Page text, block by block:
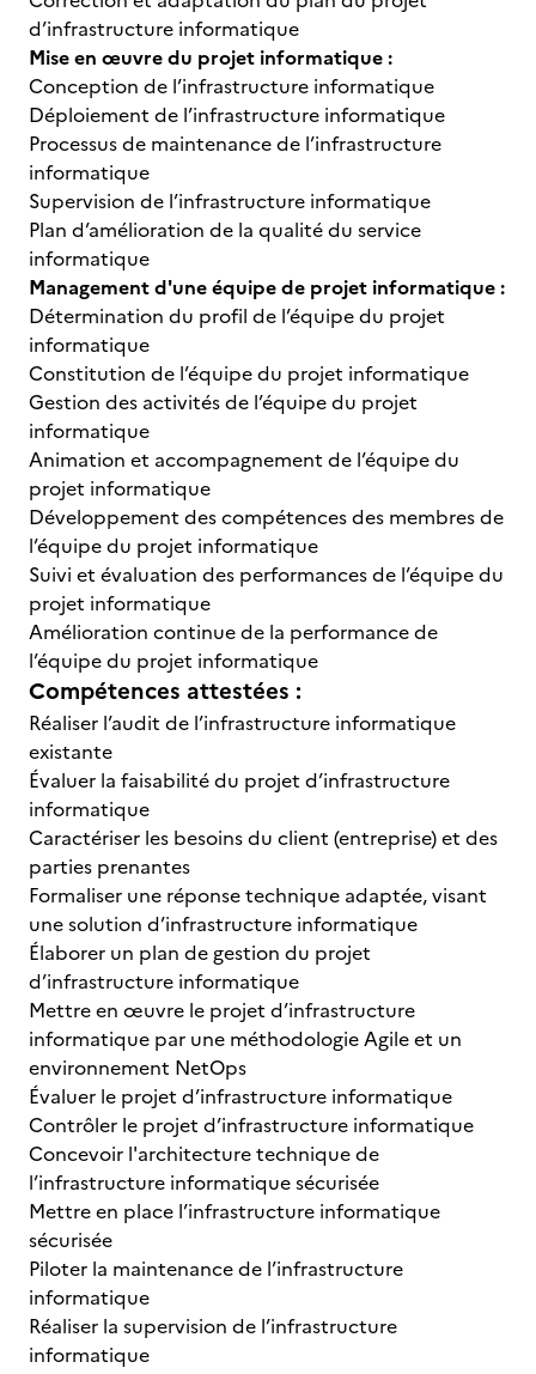
d’infrastructure informatique
Mise en œuvre du projet informatique :
Conception de l’infrastructure informatique
Déploiement de l’infrastructure informatique
Processus de maintenance de l’infrastructure
informatique
Supervision de l’infrastructure informatique
Plan d’amélioration de la qualité du service
informatique
Management d'une équipe de projet informatique :
Détermination du profil de l’équipe du projet
informatique
Constitution de l’équipe du projet informatique
Gestion des activités de l’équipe du projet
informatique
Animation et accompagnement de l’équipe du
projet informatique
Développement des compétences des membres de
l’équipe du projet informatique
Suivi et évaluation des performances de l’équipe du
projet informatique
Amélioration continue de la performance de
l’équipe du projet informatique
Compétences attestées :
Réaliser l’audit de l’infrastructure informatique
existante
Évaluer la faisabilité du projet d’infrastructure
informatique
Caractériser les besoins du client (entreprise) et des
parties prenantes
Formaliser une réponse technique adaptée, visant
une solution d’infrastructure informatique
Élaborer un plan de gestion du projet
d’infrastructure informatique
Mettre en œuvre le projet d’infrastructure
informatique par une méthodologie Agile et un
environnement NetOps
Évaluer le projet d’infrastructure informatique
Contrôler le projet d’infrastructure informatique
Concevoir l'architecture technique de
l’infrastructure informatique sécurisée
Mettre en place l’infrastructure informatique
sécurisée
Piloter la maintenance de l’infrastructure
informatique
Réaliser la supervision de l’infrastructure
informatique